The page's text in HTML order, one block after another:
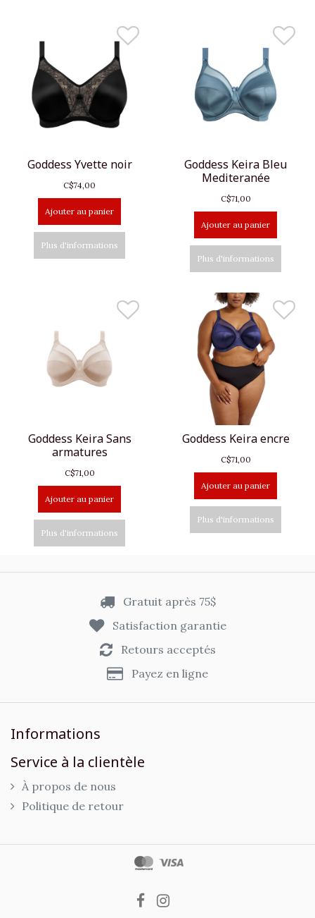
Goddess Yvette noir
C$74,00
Ajouter au panier
Plus d'informations
Goddess Keira Bleu
Mediteranée
C$71,00
Ajouter au panier
Plus d'informations
Goddess Keira Sans
armatures
C$71,00
Ajouter au panier
Plus d'informations
Goddess Keira encre
C$71,00
Ajouter au panier
Plus d'informations
Gratuit après 75$
Satisfaction garantie
Retours acceptés
Payez en ligne
Informations
Service à la clientèle
À propos de nous
Politique de retour